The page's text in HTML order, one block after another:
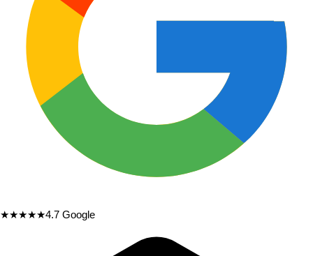
★★★★★4.7 Google